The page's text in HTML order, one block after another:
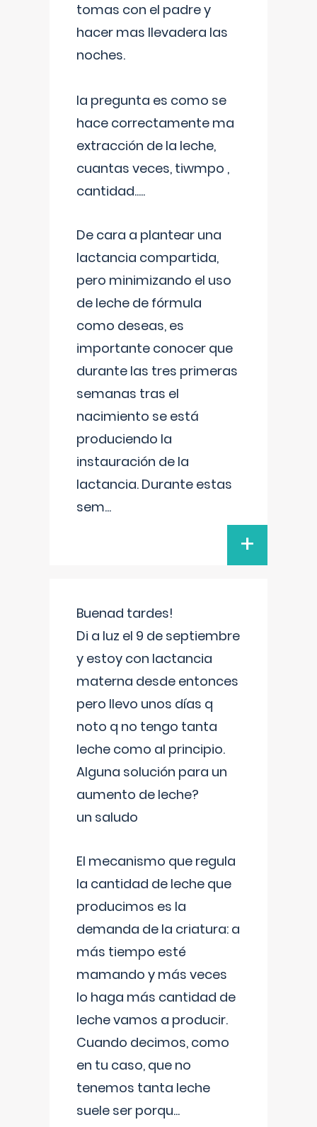
tomas con el padre y
hacer mas llevadera las
noches.
la pregunta es como se
hace correctamente ma
extracción de la leche,
cuantas veces, tiwmpo ,
cantidad.....
De cara a plantear una
lactancia compartida,
pero minimizando el uso
de leche de fórmula
como deseas, es
importante conocer que
durante las tres primeras
semanas tras el
nacimiento se está
produciendo la
instauración de la
lactancia. Durante estas
sem...
+
Buenad tardes!
Di a luz el 9 de septiembre
y estoy con lactancia
materna desde entonces
pero llevo unos días q
noto q no tengo tanta
leche como al principio.
Alguna solución para un
aumento de leche?
un saludo
El mecanismo que regula
la cantidad de leche que
producimos es la
demanda de la criatura: a
más tiempo esté
mamando y más veces
lo haga más cantidad de
leche vamos a producir.
Cuando decimos, como
en tu caso, que no
tenemos tanta leche
suele ser porqu...